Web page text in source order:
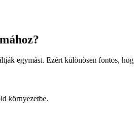
egymást. Ezért különösen fontos,
környezetbe.